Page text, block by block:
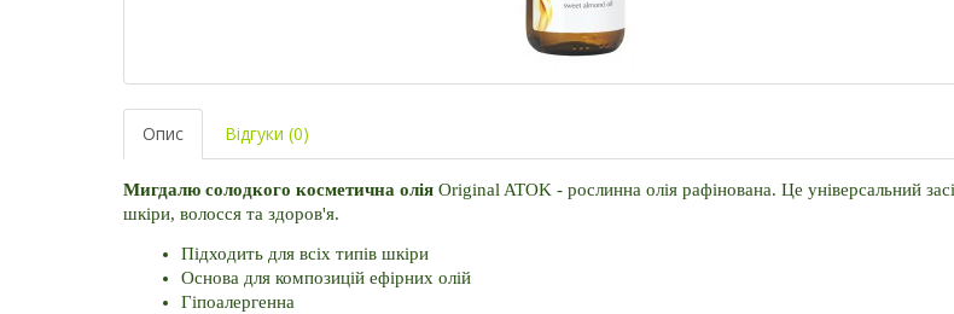
Опис Відгуки (0)
Мигдалю солодкого косметична олія Original ATOK - рослинна олія рафінована. Це універсальний
шкіри, волосся та здоров'я.
Підходить для всіх типів шкіри
Основа для композицій ефірних олій
Гіпоалергенна